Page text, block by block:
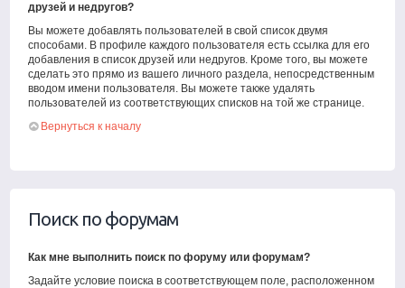
друзей и недругов?
Вы можете добавлять пользователей в свой список двумя
способами. В профиле каждого пользователя есть ссылка для его
добавления в список друзей или недругов. Кроме того, вы можете
сделать это прямо из вашего личного раздела, непосредственным
вводом имени пользователя. Вы можете также удалять
пользователей из соответствующих списков на той же странице.
Вернуться к началу
Поиск по форумам
Как мне выполнить поиск по форуму или форумам?
Задайте условие поиска в соответствующем поле, расположенном